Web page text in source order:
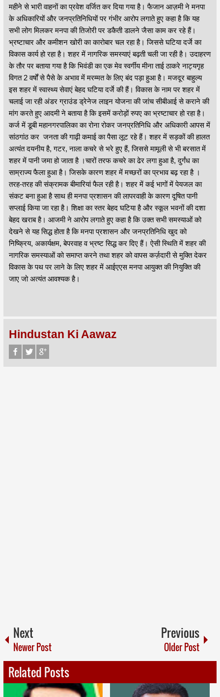
महीने से भारी वाहनों का प्रवेश वर्जित कर दिया गया है। फैजान आज़मी ने मनपा
के अधिकारियों और जनप्रतिनिधियों पर गंभीर आरोप लगाते हुए कहा है कि यह
सभी लोग मिलकर मनपा की तिजोरी पर डकैती डालने जैसा काम कर रहे हैं।
भ्रष्टाचार और कमीशन खोरी का कारोबार चल रहा है। जिससे घटिया दर्जे का
विकास कार्य हो रहा है। शहर में नागरिक समस्याएं बढ़ती चली जा रही है। उदाहरण
के तौर पर बताया गया है कि भिवंडी का एक मेव स्वर्गीय मीना ताई ठाकरे नाट्यगृह
विगत 2 वर्षों से पैसे के अभाव में मरम्मत के लिए बंद पड़ा हुआ है। मजदूर बाहुल्य
इस शहर में स्वास्थ्य सेवाएं बेहद घटिया दर्जे की हैं। विकास के नाम पर शहर में
चलाई जा रही अंडर ग्राउंड ड्रेनेज लाइन योजना की जांच सीबीआई से कराने की
मांग करते हुए आदमी ने बताया है कि इसमें करोड़ों रुपए का भ्रष्टाचार हो रहा है।
कर्ज में डूबी महानगरपालिका का रोना रोकर जनप्रतिनिधि और अधिकारी आपस में
सांठगांठ कर जनता की गाढ़ी कमाई का पैसा लूट रहे हैं। शहर में सड़कों की हालत
अत्यंत दयनीय है, गटर, नाला कचरे से भरे हुए हैं, जिससे मामूली से भी बरसात में
शहर में पानी जमा हो जाता है ।चारों तरफ कचरे का ढेर लगा हुआ है, दुर्गंध का
साम्राज्य फैला हुआ है। जिसके कारण शहर में मच्छरों का प्रभाव बढ़ रहा है ।
तरह-तरह की संक्रामक बीमारियां फैल रही है। शहर में कई भागों में पेयजल का
संकट बना हुआ है साथ ही मनपा प्रशासन की लापरवाही के कारण दूषित पानी
सप्लाई किया जा रहा है। शिक्षा का स्तर बेहद घटिया है और स्कूल भवनों की दशा
बेहद खराब है। आजमी ने आरोप लगाते हुए कहा है कि उक्त सभी समस्याओं को
देखने से यह सिद्ध होता है कि मनपा प्रशासन और जनप्रतिनिधि खुद को
निष्क्रिय, अकार्यक्षम, बेपरवाह व भ्रष्ट सिद्ध कर दिए हैं। ऐसी स्थिति में शहर की
नागरिक समस्याओं को समाप्त करने तथा शहर को वापस कर्ज़दारी से मुक्ति देकर
विकास के पथ पर लाने के लिए शहर में आईएएस मनपा आयुक्त की नियुक्ति की
जाए जो अत्यंत आवश्यक है।
Hindustan Ki Aawaz
Next
Newer Post
Previous
Older Post
Related Posts